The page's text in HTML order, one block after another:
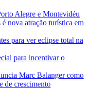
Alegre e Montevidéu
nova atração turística em
para ver eclipse total na
para incentivar o
Marc Balanger como
de crescimento